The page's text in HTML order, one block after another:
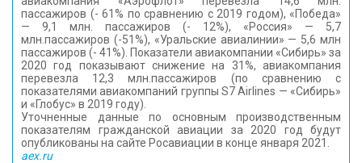
пассажиров (- 61% по сравнению с 2019 годом), «Победа»
— 9,1 млн. пассажиров (- 12%), «Россия» — 5,7
млн.пассажиров (-51%), «Уральские авиалинии» — 5,6 млн
пассажиров (- 41%). Показатели авиакомпании «Сибирь» за
2020 год показывают снижение на 31%, авиакомпания
перевезла 12,3 млн.пассажиров (по сравнению с
показателями авиакомпаний группы S7 Airlines — «Сибирь»
и «Глобус» в 2019 году).
Уточненные данные по основным производственным
показателям гражданской авиации за 2020 год будут
опубликованы на сайте Росавиации в конце января 2021.
aex.ru